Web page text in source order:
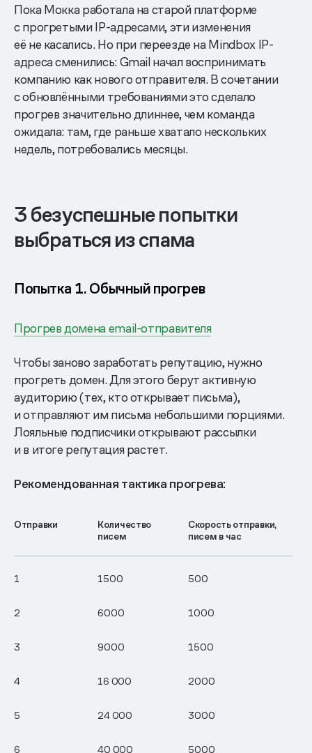
Пока Мокка работала на старой платформе
с прогретыми IP-адресами, эти изменения
её не касались. Но при переезде на Mindbox IP-
адреса сменились: Gmail начал воспринимать
компанию как нового отправителя. В сочетании
с обновлёнными требованиями это сделало
прогрев значительно длиннее, чем команда
ожидала: там, где раньше хватало нескольких
недель, потребовались месяцы.
3 безуспешные попытки
выбраться из спама
Попытка 1. Обычный прогрев
Прогрев домена email-отправителя
Чтобы заново заработать репутацию, нужно
прогреть домен. Для этого берут активную
аудиторию (тех, кто открывает письма),
и отправляют им письма небольшими порциями.
Лояльные подписчики открывают рассылки
и в итоге репутация растет.
Рекомендованная тактика прогрева:
Отправки
Количество
писем
Скорость отправки,
писем в час
1 1500 500
2 6000 1000
3 9000 1500
4 16 000 2000
5 24 000 3000
6 40 000 5000